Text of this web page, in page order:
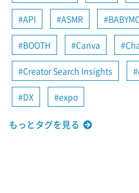
API ASMR
BOOTH Canva
Creator Search Insights
DX expo
もっとタグを見る